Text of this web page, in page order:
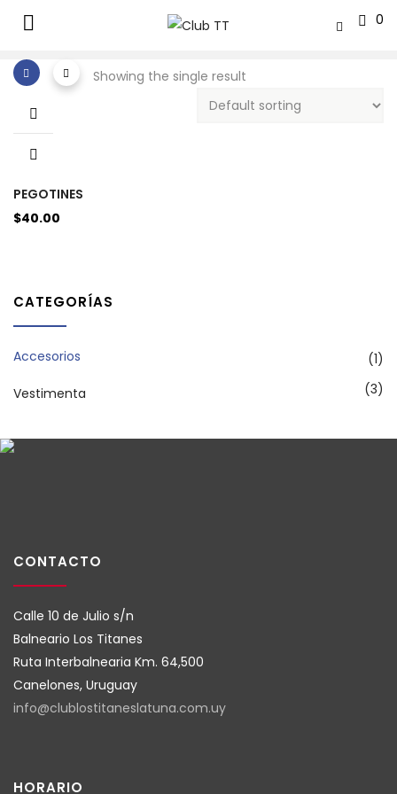
0
Showing the single result
PEGOTINES
$40.00
CATEGORÍAS
Accesorios
(1)
Vestimenta
(3)
CONTACTO
Calle 10 de Julio s/n
Balneario Los Titanes
Ruta Interbalnearia Km. 64,500
Canelones, Uruguay
info@clublostitaneslatuna.com.uy
HORARIO